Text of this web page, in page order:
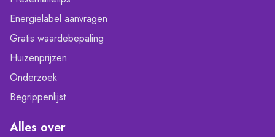
Energielabel aanvragen
Gratis waardebepaling
Huizenprijzen
Onderzoek
Begrippenlijst
Alles over